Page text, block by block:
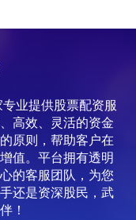
业提供股票配资服
高效、灵活的资金
原则，帮助客户在
值。平台拥有透明
的客服团队，为您
还是资深股民，武
！